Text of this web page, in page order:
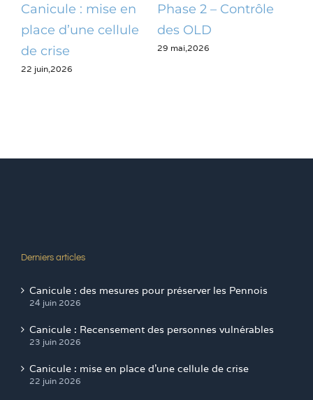
Canicule : mise en
place d’une cellule
de crise
22 juin,2026
Phase 2 – Contrôle
des OLD
29 mai,2026
Derniers articles
Canicule : des mesures pour préserver les Pennois
24 juin 2026
Canicule : Recensement des personnes vulnérables
23 juin 2026
Canicule : mise en place d’une cellule de crise
22 juin 2026